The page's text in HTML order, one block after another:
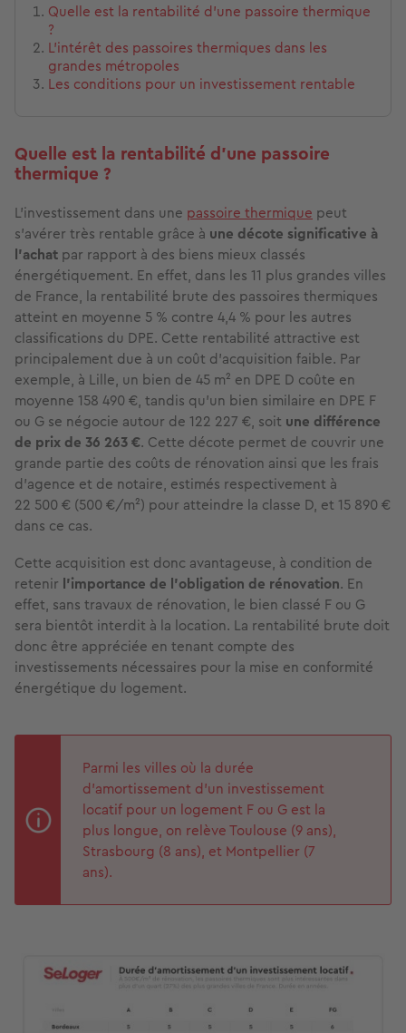
Quelle est la rentabilité d’une passoire thermique
?
L’intérêt des passoires thermiques dans les
grandes métropoles
Les conditions pour un investissement rentable
Quelle est la rentabilité d’une passoire
thermique ?
L’investissement dans une passoire thermique peut
s’avérer très rentable grâce à une décote significative à
l’achat par rapport à des biens mieux classés
énergétiquement. En effet, dans les 11 plus grandes villes
de France, la rentabilité brute des passoires thermiques
atteint en moyenne 5 % contre 4,4 % pour les autres
classifications du DPE. Cette rentabilité attractive est
principalement due à un coût d’acquisition faible. Par
exemple, à Lille, un bien de 45 m² en DPE D coûte en
moyenne 158 490 €, tandis qu’un bien similaire en DPE F
ou G se négocie autour de 122 227 €, soit une différence
de prix de 36 263 €. Cette décote permet de couvrir une
grande partie des coûts de rénovation ainsi que les frais
d’agence et de notaire, estimés respectivement à
22 500 € (500 €/m²) pour atteindre la classe D, et 15 890 €
dans ce cas.
Cette acquisition est donc avantageuse, à condition de
retenir l’importance de l’obligation de rénovation. En
effet, sans travaux de rénovation, le bien classé F ou G
sera bientôt interdit à la location. La rentabilité brute doit
donc être appréciée en tenant compte des
investissements nécessaires pour la mise en conformité
énergétique du logement.
Parmi les villes où la durée
d’amortissement d’un investissement
locatif pour un logement F ou G est la
plus longue, on relève Toulouse (9 ans),
Strasbourg (8 ans), et Montpellier (7
ans).